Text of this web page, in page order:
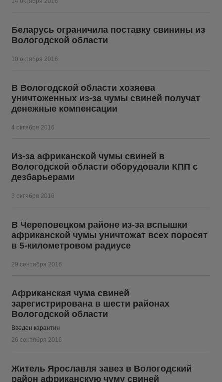
Беларусь ограничила поставку свинины из
Вологодской области
10 октября 2016
В Вологодской области хозяева
уничтоженных из-за чумы свиней получат
денежные компенсации
4 октября 2016
Из-за африканской чумы свиней в
Вологодской области оборудовали КПП с
дезбарьерами
3 октября 2016
В Череповецком районе из-за вспышки
африканской чумы уничтожат всех поросят
в 5-километровом радиусе
29 сентября 2016
Африканская чума свиней
зарегистрирована в шести районах
Вологодской области
Введен карантин
26 сентября 2016
Житель Ярославля завез в Вологодский
район африканскую чуму свиней